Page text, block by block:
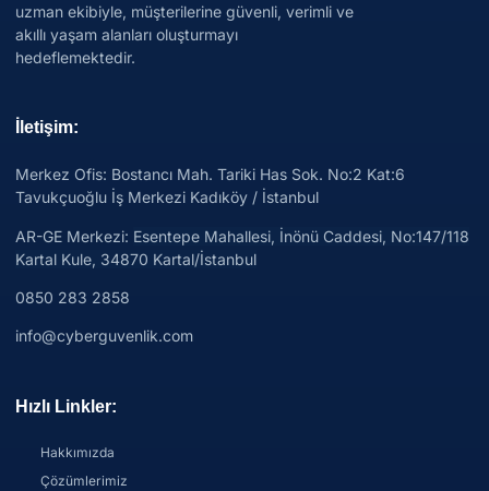
uzman ekibiyle, müşterilerine güvenli, verimli ve
akıllı yaşam alanları oluşturmayı
hedeflemektedir.
İletişim:
Merkez Ofis: Bostancı Mah. Tariki Has Sok. No:2 Kat:6
Tavukçuoğlu İş Merkezi Kadıköy / İstanbul
AR-GE Merkezi: Esentepe Mahallesi, İnönü Caddesi, No:147/118
Kartal Kule, 34870 Kartal/İstanbul
0850 283 2858
info@cyberguvenlik.com
Hızlı Linkler:
Hakkımızda
Çözümlerimiz